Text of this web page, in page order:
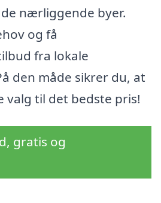
nærliggende byer.
og få
fra lokale
den måde sikrer du, at
valg til det bedste pris!
gratis og